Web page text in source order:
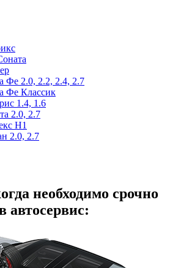
Фе 2.0, 2.2, 2.4, 2.7
Фе Классик
1.4, 1.6
2.0, 2.7
Н1
2.0, 2.7
необходимо срочно
автосервис: